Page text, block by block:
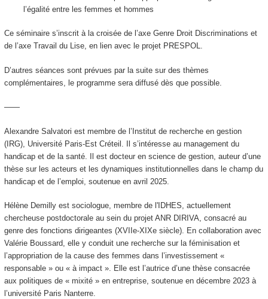
l’égalité entre les femmes et hommes
Ce séminaire s’inscrit à la croisée de l’axe Genre Droit Discriminations et
de l’axe Travail du Lise, en lien avec le projet PRESPOL.
D’autres séances sont prévues par la suite sur des thèmes
complémentaires, le programme sera diffusé dès que possible.
——
Alexandre Salvatori est membre de l’Institut de recherche en gestion
(IRG), Université Paris-Est Créteil. Il s’intéresse au management du
handicap et de la santé. Il est docteur en science de gestion, auteur d’une
thèse sur les acteurs et les dynamiques institutionnelles dans le champ du
handicap et de l’emploi, soutenue en avril 2025.
Hélène Demilly est sociologue, membre de l'IDHES, actuellement
chercheuse postdoctorale au sein du projet ANR DIRIVA, consacré au
genre des fonctions dirigeantes (XVIIe-XIXe siècle). En collaboration avec
Valérie Boussard, elle y conduit une recherche sur la féminisation et
l’appropriation de la cause des femmes dans l’investissement «
responsable » ou « à impact ». Elle est l’autrice d’une thèse consacrée
aux politiques de « mixité » en entreprise, soutenue en décembre 2023 à
l’université Paris Nanterre.